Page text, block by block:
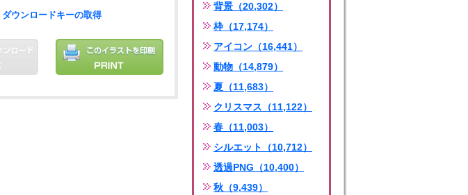
ダウンロードキーの取得
背景（20,302）
枠（17,174）
アイコン（16,441）
動物（14,879）
夏（11,683）
クリスマス（11,122）
春（11,003）
シルエット（10,712）
透過PNG（10,400）
秋（9,439）